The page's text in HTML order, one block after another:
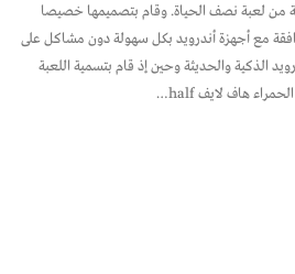
من لعبة نصف الحياة. وقام بتصميمها خصيصا
مع أجهزة أندرويد بكل سهولة دون مشاكل على
الذكية والحديثة وحين إذ قام بتسمية اللعبة